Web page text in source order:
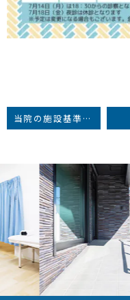
当院の施設基準に関するお知らせ
Previous